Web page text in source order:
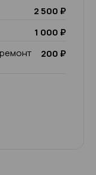
2 500 ₽
1 000 ₽
200 ₽